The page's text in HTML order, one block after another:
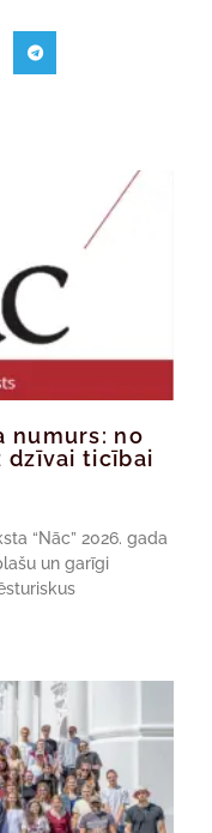
numurs: no
dzīvai ticībai
“Nāc” 2026. gada
un garīgi